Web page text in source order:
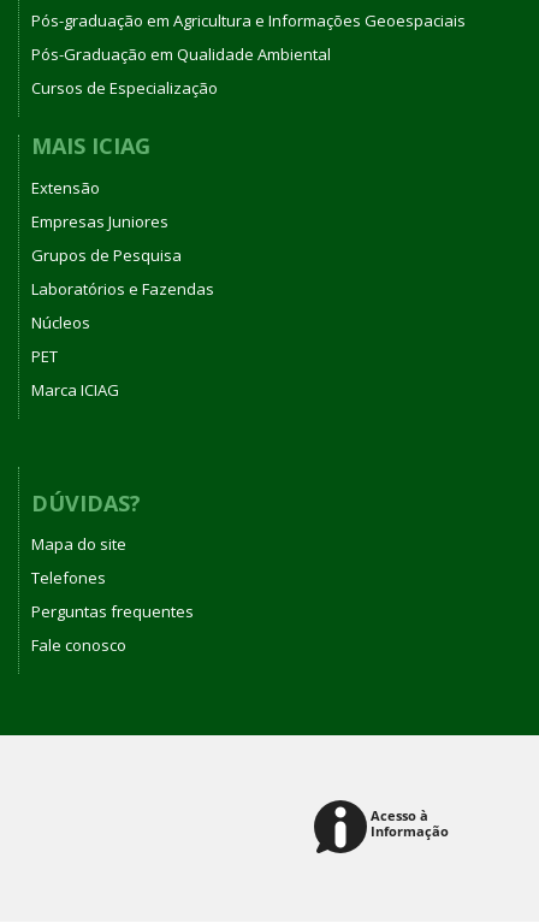
Pós-graduação em Agricultura e Informações Geoespaciais
Pós-Graduação em Qualidade Ambiental
Cursos de Especialização
MAIS ICIAG
Extensão
Empresas Juniores
Grupos de Pesquisa
Laboratórios e Fazendas
Núcleos
PET
Marca ICIAG
DÚVIDAS?
Mapa do site
Telefones
Perguntas frequentes
Fale conosco